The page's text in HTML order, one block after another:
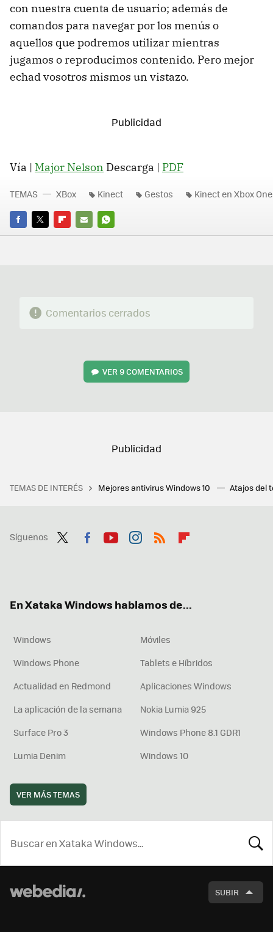
con nuestra cuenta de usuario; además de
comandos para navegar por los menús o
aquellos que podremos utilizar mientras
jugamos o reproducimos contenido. Pero mejor
echad vosotros mismos un vistazo.
Vía | Major Nelson Descarga | PDF
FACEBOOK
TWITTERFLIPBOARD
E-
WHATSAPP
TEMAS XBox Kinect Gestos Kinect en Xbox One
Comentarios cerrados
VER 9 COMENTARIOS
TEMAS DE INTERÉS Mejores antivirus Windows 10 Atajos del
Síguenos
En Xataka Windows hablamos de...
Windows
Móviles
Windows Phone
Tablets e Híbridos
Actualidad en Redmond
Aplicaciones Windows
La aplicación de la semana
Nokia Lumia 925
Surface Pro 3
Windows Phone 8.1 GDR1
Lumia Denim
Windows 10
VER MÁS TEMAS
SUBIR